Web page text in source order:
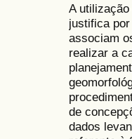
A
justifica
associam
realizar a
de
dados